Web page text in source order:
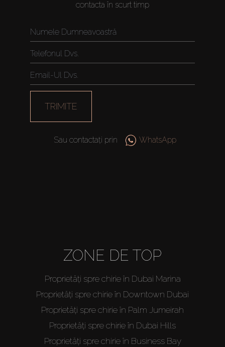
Off-Plan
Agenți
contacta în scurt timp
TRIMITE
Sau contactați prin WhatsApp
ZONE DE TOP
Proprietăți spre chirie în Dubai Marina
Proprietăți spre chirie în Downtown Dubai
Proprietăți spre chirie în Palm Jumeirah
Proprietăți spre chirie în Dubai Hills
Proprietăți spre chirie în Business Bay